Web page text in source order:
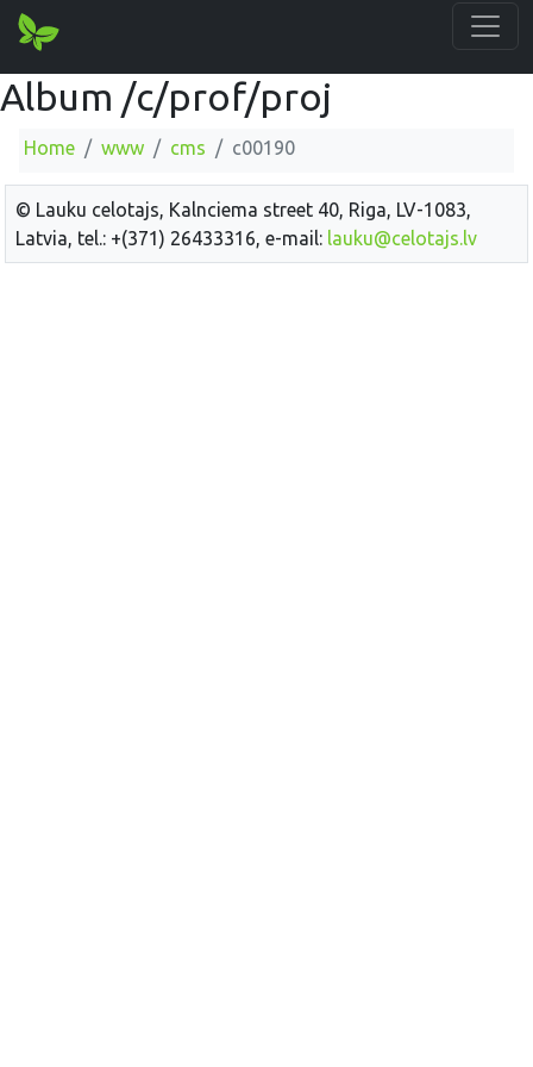
Album /c/prof/proj
Home www cms c00190
© Lauku celotajs, Kalnciema street 40, Riga, LV-1083,
Latvia, tel.: +(371) 26433316, e-mail: lauku@celotajs.lv